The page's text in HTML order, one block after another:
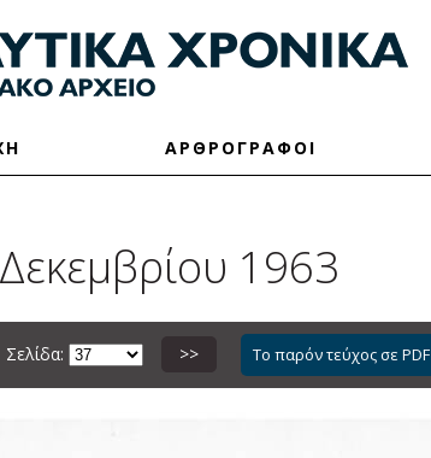
ΑΡΘΡΟΓΡΑΦΟΙ
1963
Σελίδα: >> Το παρόν τεύχος σε PDF